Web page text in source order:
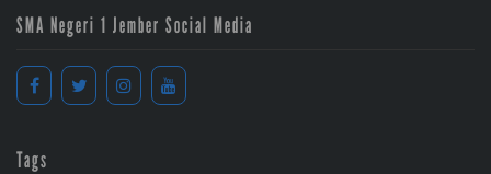
SMA Negeri 1 Jember Social Media
Tags